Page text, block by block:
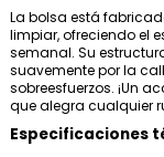
La bolsa está
limpiar, ofreciendo el
semanal. Su
suavemente por la
sobreesfuerzos. ¡Un
que alegra cualquier
Especificaciones